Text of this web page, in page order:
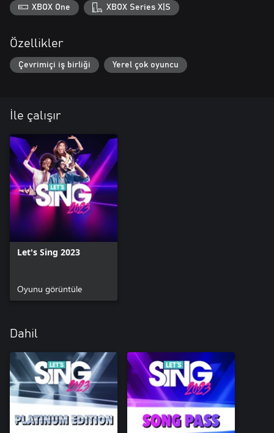
XBOX One XBOX Series X|S
Özellikler
Çevrimiçi iş birliği Yerel çok oyuncu
İle çalışır
Let's Sing 2023
Oyunu görüntüle
Dahil